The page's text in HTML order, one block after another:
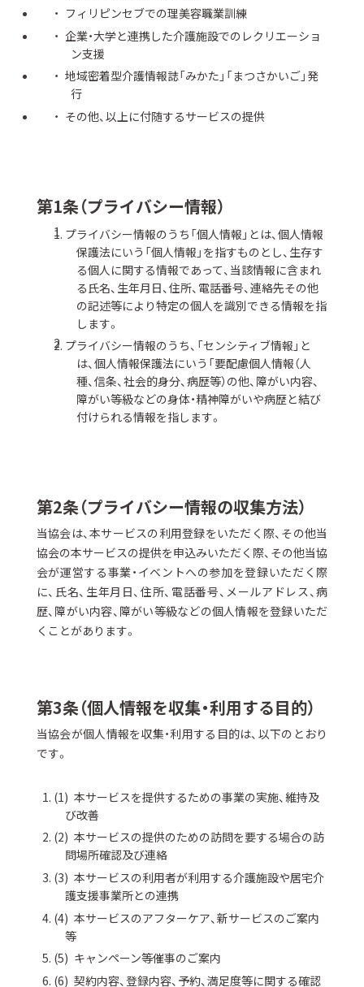
フィリピンセブでの理美容職業訓練
企業・大学と連携した介護施設でのレクリエーショ
ン支援
地域密着型介護情報誌「みかた」「まつさかいご」発
行
その他、以上に付随するサービスの提供
第1条（プライバシー情報）
プライバシー情報のうち「個人情報」とは、個人情報
保護法にいう「個人情報」を指すものとし、生存す
る個人に関する情報であって、当該情報に含まれ
る氏名、生年月日、住所、電話番号、連絡先その他
の記述等により特定の個人を識別できる情報を指
します。
プライバシー情報のうち、「センシティブ情報」と
は、個人情報保護法にいう「要配慮個人情報（人
種、信条、社会的身分、病歴等）の他、障がい内容、
障がい等級などの身体・精神障がいや病歴と結び
付けられる情報を指します。
第2条（プライバシー情報の収集方法）
当協会は、本サービスの利用登録をいただく際、その他当
協会の本サービスの提供を申込みいただく際、その他当協
会が運営する事業・イベントへの参加を登録いただく際
に、氏名、生年月日、住所、電話番号、メールアドレス、病
歴、障がい内容、障がい等級などの個人情報を登録いただ
くことがあります。
第3条（個人情報を収集・利用する目的）
当協会が個人情報を収集・利用する目的は、以下のとおり
です。
本サービスを提供するための事業の実施、維持及
び改善
本サービスの提供のための訪問を要する場合の訪
問場所確認及び連絡
本サービスの利用者が利用する介護施設や居宅介
護支援事業所との連携
本サービスのアフターケア、新サービスのご案内
等
キャンペーン等催事のご案内
契約内容、登録内容、予約、満足度等に関する確認